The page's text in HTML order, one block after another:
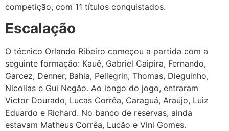
competição, com 11 títulos conquistados.
Escalação
O técnico Orlando Ribeiro começou a partida com a
seguinte formação: Kauê, Gabriel Caipira, Fernando,
Garcez, Denner, Bahia, Pellegrin, Thomas, Dieguinho,
Nicollas e Gui Negão. Ao longo do jogo, entraram
Victor Dourado, Lucas Corrêa, Caraguá, Araújo, Luiz
Eduardo e Richard. No banco de reservas, ainda
estavam Matheus Corrêa, Lucão e Vini Gomes.